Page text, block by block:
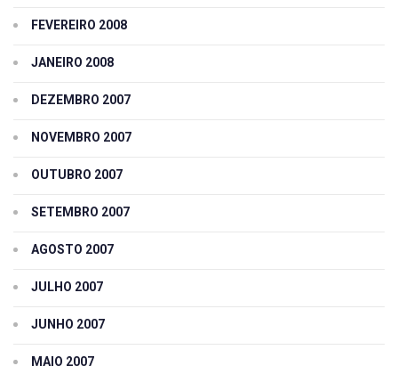
FEVEREIRO 2008
JANEIRO 2008
DEZEMBRO 2007
NOVEMBRO 2007
OUTUBRO 2007
SETEMBRO 2007
AGOSTO 2007
JULHO 2007
JUNHO 2007
MAIO 2007